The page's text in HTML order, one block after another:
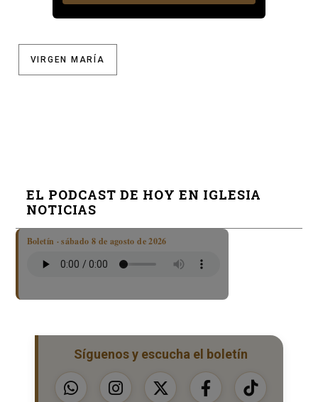
VIRGEN MARÍA
EL PODCAST DE HOY EN IGLESIA
NOTICIAS
Boletín · sábado 8 de agosto de 2026
Síguenos y escucha el boletín